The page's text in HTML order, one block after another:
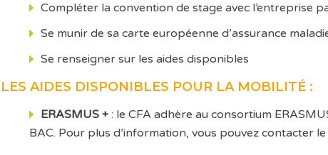
Compléter la convention de stage avec l’entreprise
Se munir de sa carte européenne d’assurance
Se renseigner sur les aides disponibles
LES AIDES DISPONIBLES POUR LA MOBILITÉ :
ERASMUS + : le CFA adhère au consortium
BAC. Pour plus d’information, vous pouvez contacter